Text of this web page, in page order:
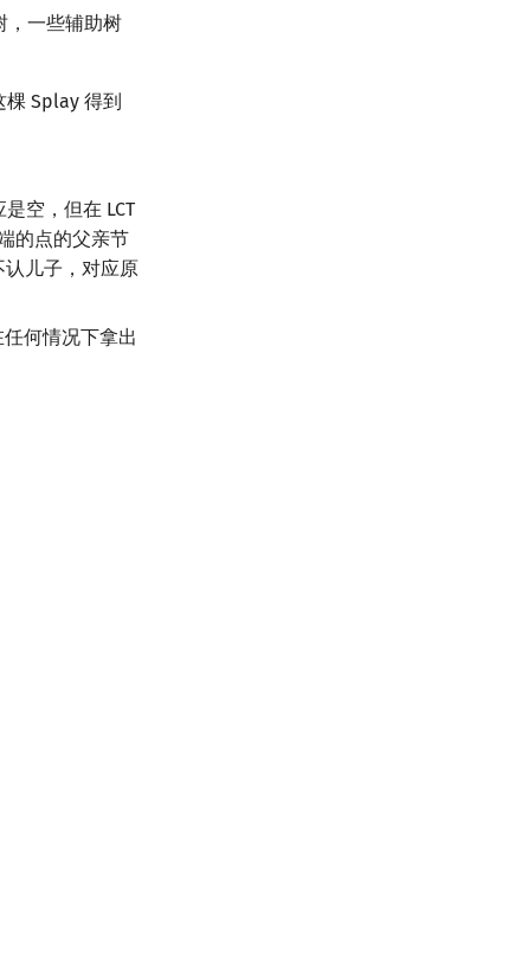
，一些辅助树
Splay 得到
空，但在 LCT
的点的父亲节
儿子，对应原
何情况下拿出